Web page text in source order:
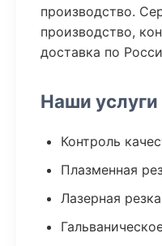
производство.
производство,
доставка по
Наши услуги
Контроль
Плазменная
Лазерная резка